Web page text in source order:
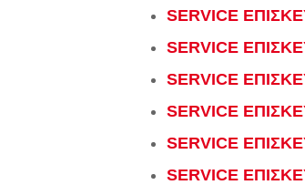
SERVICE
SERVICE
SERVICE
SERVICE
SERVICE
SERVICE